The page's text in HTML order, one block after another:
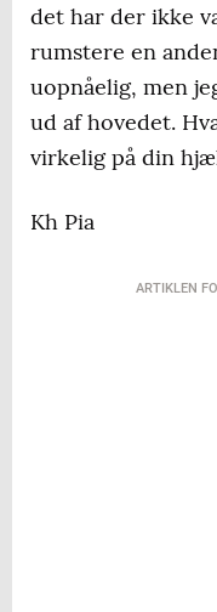
det har der ikke
rumstere en
uopnåelig, men
ud af hovedet.
virkelig på din
Kh Pia
ARTIKLEN